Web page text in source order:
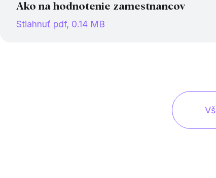
Ako na hodnotenie zamestnancov
Stiahnuť pdf, 0.14 MB